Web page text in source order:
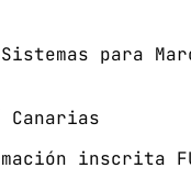
para
inscrita